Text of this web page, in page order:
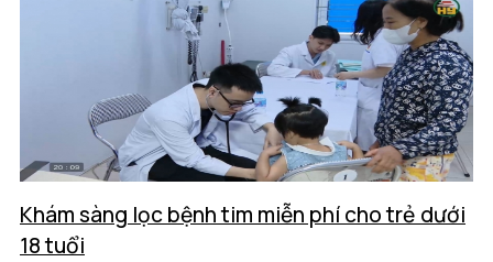
Khám sàng lọc bệnh tim miễn phí cho trẻ dưới
18 tuổi